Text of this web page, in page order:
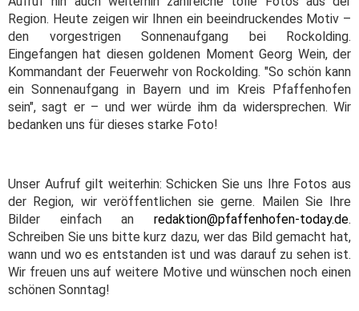
Region. Heute zeigen wir Ihnen ein beeindruckendes Motiv –
den vorgestrigen Sonnenaufgang bei Rockolding.
Eingefangen hat diesen goldenen Moment Georg Wein, der
Kommandant der Feuerwehr von Rockolding. "So schön kann
ein Sonnenaufgang in Bayern und im Kreis Pfaffenhofen
sein", sagt er – und wer würde ihm da widersprechen. Wir
bedanken uns für dieses starke Foto!
Unser Aufruf gilt weiterhin: Schicken Sie uns Ihre Fotos aus
der Region, wir veröffentlichen sie gerne. Mailen Sie Ihre
Bilder einfach an redaktion@pfaffenhofen-today.de.
Schreiben Sie uns bitte kurz dazu, wer das Bild gemacht hat,
wann und wo es entstanden ist und was darauf zu sehen ist.
Wir freuen uns auf weitere Motive und wünschen noch einen
schönen Sonntag!